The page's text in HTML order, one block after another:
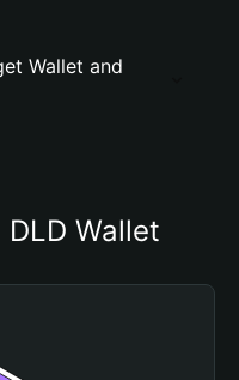
Wallet and
Wallet